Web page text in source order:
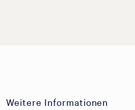
Weitere Informationen